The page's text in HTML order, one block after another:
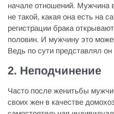
начале отношений. Мужчина
не такой, какая она есть на
регистрации брака
половин. И мужчину это
Ведь по сути представлял
2. Неподчинение
Часто после женитьбы
своих жен в качестве